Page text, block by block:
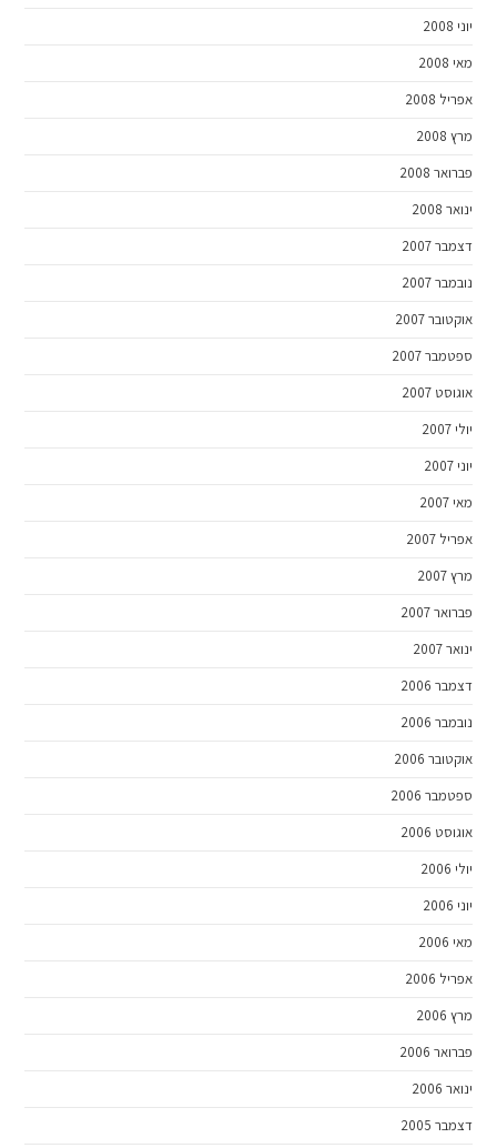
יוני 2008
מאי 2008
אפריל 2008
מרץ 2008
פברואר 2008
ינואר 2008
דצמבר 2007
נובמבר 2007
אוקטובר 2007
ספטמבר 2007
אוגוסט 2007
יולי 2007
יוני 2007
מאי 2007
אפריל 2007
מרץ 2007
פברואר 2007
ינואר 2007
דצמבר 2006
נובמבר 2006
אוקטובר 2006
ספטמבר 2006
אוגוסט 2006
יולי 2006
יוני 2006
מאי 2006
אפריל 2006
מרץ 2006
פברואר 2006
ינואר 2006
דצמבר 2005